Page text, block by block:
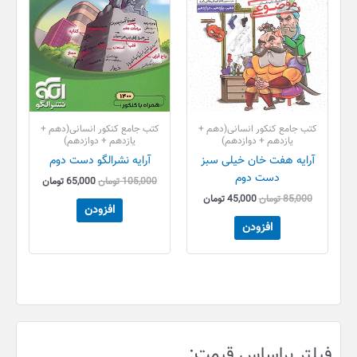
کتب جامع کنکور انسانی(دهم +
یازدهم + دوازدهم)
آرایه هفت خان خیلی سبز
دست دوم
85,000تومان45,000تومان
افزودن
کتب جامع کنکور انسانی(دهم +
یازدهم + دوازدهم)
آرایه نشرالگو دست دوم
105,000تومان65,000تومان
افزودن